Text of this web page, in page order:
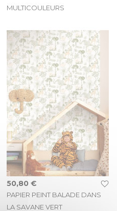
MULTICOULEURS
PAPIER PEINT BALADE DANS
LA SAVANE VERT
50,80 €